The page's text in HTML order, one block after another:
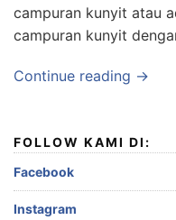
campuran kunyit atau
campuran kunyit
Continue reading →
FOLLOW KAMI DI:
Facebook
Instagram